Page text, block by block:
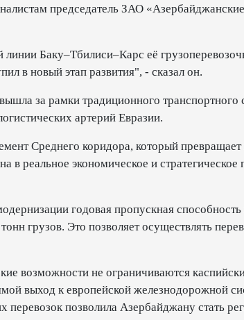
председатель ЗАО
Баку–Тбилиси–Карс её
в новый этап развития", - сказал он.
за рамки традиционного транспортного
артерий Евразии.
Среднего коридора, который
в реальное экономическое и
годовая пропускная
грузов. Это позволяет осуществлять
возможности не ограничиваются
выход к европейской железнодорожной
позволила Азербайджану стать